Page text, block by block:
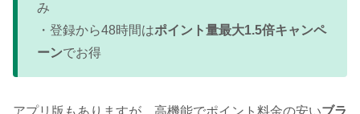
み
・登録から48時間はポイント量最大1.5倍キャンペ
ーンでお得
アプリ版もありますが、高機能でポイント料金の安いブラ